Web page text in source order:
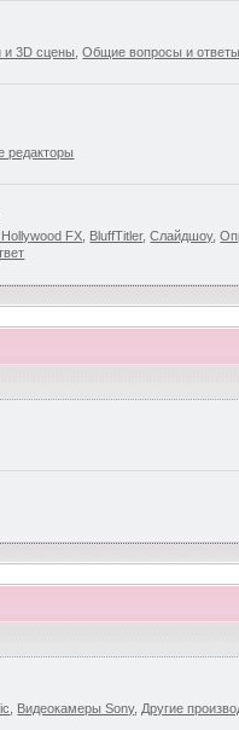
и 3D сцены ,Общие вопросы и ответы
редакторы
FX BluffTitler,Слайдшоу,
Видеокамеры Sony, Другие